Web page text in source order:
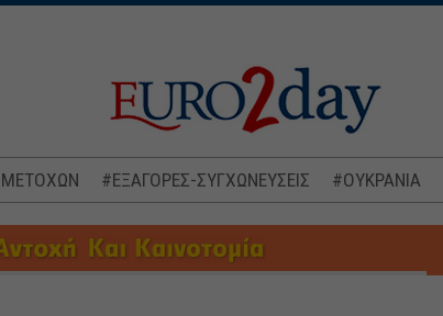
ΜΕΤΟΧΩΝ #ΕΞΑΓΟΡΕΣ-ΣΥΓΧΩΝΕΥΣΕΙΣ #ΟΥΚΡΑΝΙΑ